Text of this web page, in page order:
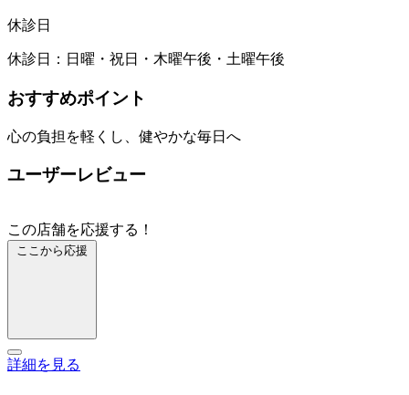
休診日
休診日：日曜・祝日・木曜午後・土曜午後
おすすめポイント
心の負担を軽くし、健やかな毎日へ
ユーザーレビュー
この店舗を応援する！
ここから応援
詳細を見る